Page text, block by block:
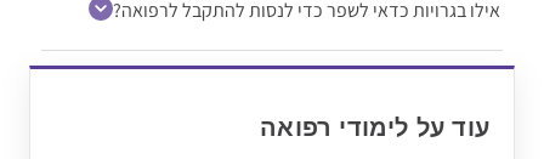
אילו בגרויות כדאי לשפר כדי לנסות להתקבל לרפואה?
עוד על לימודי רפואה